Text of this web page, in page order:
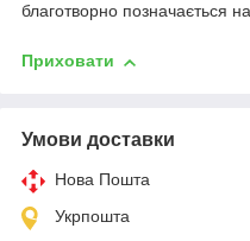
благотворно позначається
Приховати
Умови доставки
Нова Пошта
Укрпошта